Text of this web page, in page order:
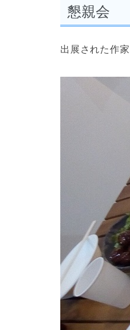
懇親会
出展された作